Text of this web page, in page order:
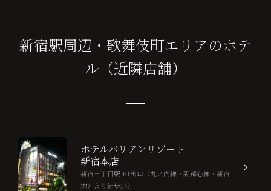
新宿駅周辺・歌舞伎町エリアのホテ
ル（近隣店舗）
ホテルバリアンリゾート
新宿本店
新宿三丁目駅 E1出口（丸ノ内線・副都心線・新宿
線）より徒歩3分